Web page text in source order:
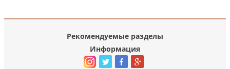
Рекомендуемые разделы
Информация